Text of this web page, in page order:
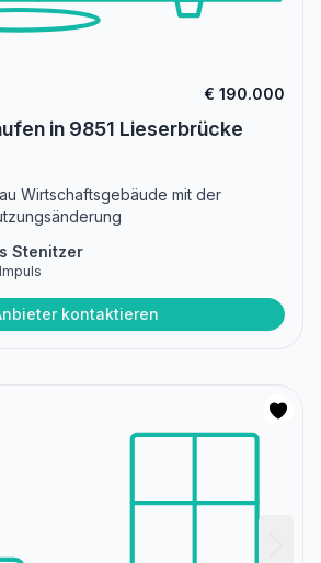
€ 190.000
in 9851 Lieserbrücke
Wirtschaftsgebäude mit der
Stenitzer
kontaktieren